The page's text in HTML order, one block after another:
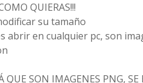
QUIERAS!!!
su tamaño
abrir en cualquier pc, son
QUE SON IMAGENES PNG,